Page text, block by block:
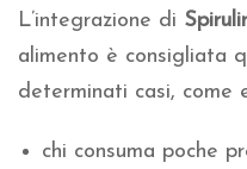
L’integrazione di
alimento è consigliata
determinati casi, come
chi consuma poche